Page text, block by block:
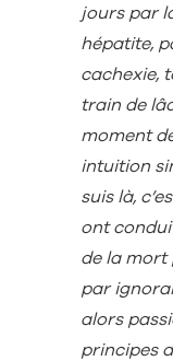
jours par
hépatite,
cachexie,
train de
moment
intuition
suis là,
ont
de la mort
par
alors
principes